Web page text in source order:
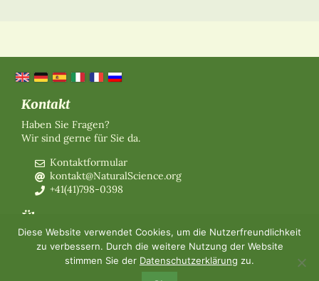
Kontakt
Haben Sie Fragen?
Wir sind gerne für Sie da.
Kontaktformular
kontakt@NaturalScience.org
+41(41)798-0398
Über uns
Organisation
Mitgliedschaft
Über uns
Diese Website verwendet Cookies, um die Nutzerfreundlichkeit
zu verbessern. Durch die weitere Nutzung der Website
stimmen Sie der Datenschutzerklärung zu.